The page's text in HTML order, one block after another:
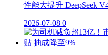
性能大提升 DeepSeek
2026-07-08 0